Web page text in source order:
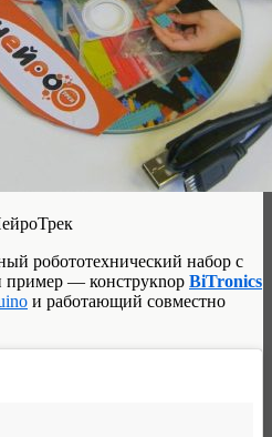
робототехнический набор с
пример — конструкnор BiTronics
и работающий совместно